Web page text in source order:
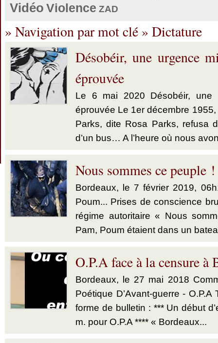
Vidéo Violence ZAD
» Navigation par mot clé » Dictature
Désobéir, une urgence
éprouvée
Le 6 mai 2020 Désobéir, une
éprouvée Le 1er décembre
Parks, dite Rosa Parks, refusa
d’un bus… A l’heure où nous
Nous sommes ce peuple !
Bordeaux, le 7 février 2019,
Poum... Prises de conscience
régime autoritaire « Nous
Pam, Poum étaient dans un
O.P.A face à la censure à
Bordeaux, le 27 mai 2018
Poétique D’Avant-guerre -
forme de bulletin : *** Un début
m. pour O.P.A **** « Bordeaux...